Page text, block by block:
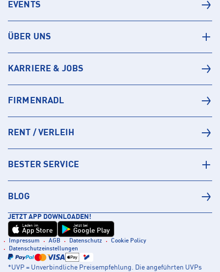
EVENTS
ÜBER UNS
KARRIERE & JOBS
FIRMENRADL
RENT / VERLEIH
BESTER SERVICE
BLOG
JETZT APP DOWNLOADEN!
Laden im
App Store
Jetzt bei
Google Play
Impressum AGB Datenschutz
Cookie Policy
Datenschutzeinstellungen
*UVP = Unverbindliche Preisempfehlung. Die angeführten UVPs